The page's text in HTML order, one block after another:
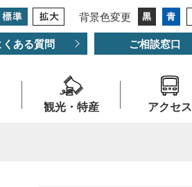
背景色変更
くある質問 ご相談窓口
観光・特産 アクセス